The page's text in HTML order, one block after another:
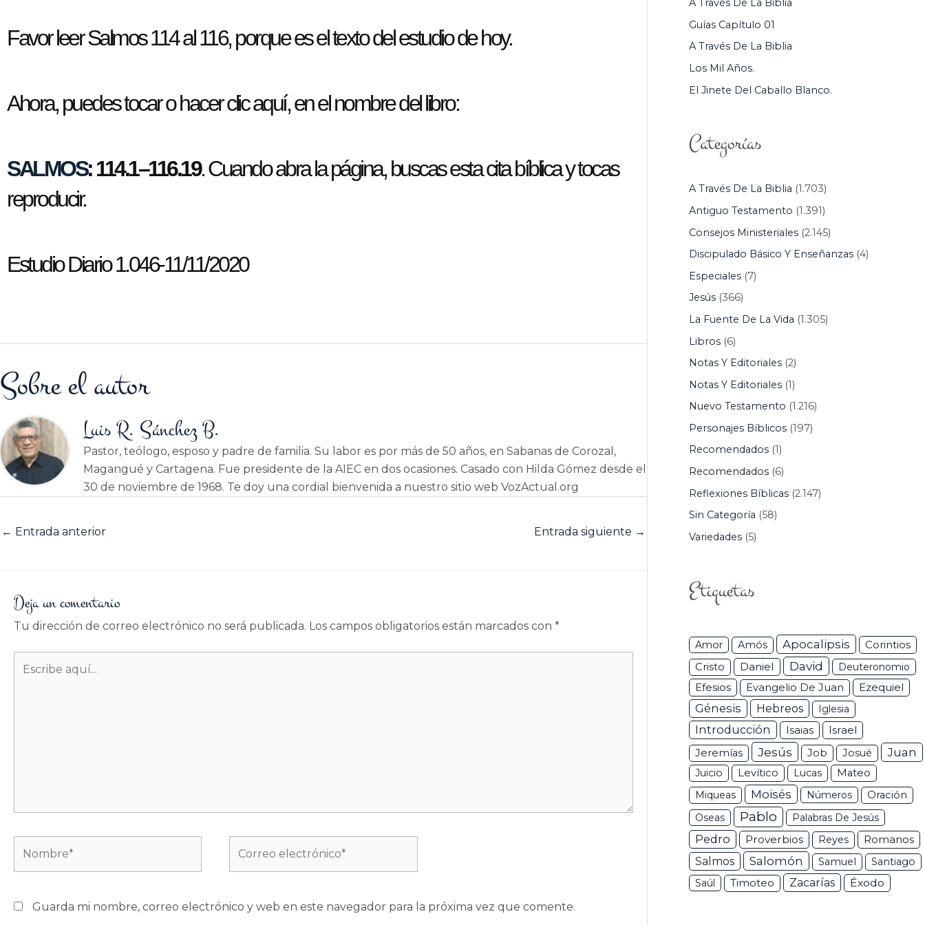
Favor leer Salmos 114 al 116, porque es el texto del estudio de hoy.
Ahora, puedes tocar o hacer clic aquí, en el nombre del libro:
SALMOS: 114.1–116.19. Cuando abra la página, buscas esta cita bíblica y tocas
reproducir.
Estudio Diario 1.046-11/11/2020
Sobre el autor
Luis R. Sánchez B.
Pastor, teólogo, esposo y padre de familia. Su labor es por más de 50 años, en Sabanas de Corozal,
Magangué y Cartagena. Fue presidente de la AIEC en dos ocasiones. Casado con Hilda Gómez desde el
30 de noviembre de 1968. Te doy una cordial bienvenida a nuestro sitio web VozActual.org
← Entrada anterior Entrada siguiente →
Deja un comentario
Tu dirección de correo electrónico no será publicada. Los campos obligatorios están marcados con *
aquí...
electrónico*
Guarda mi nombre, correo electrónico y web en este navegador para la próxima vez que comente.
R
:
A Través De La Biblia
Guías Capítulo 01
A Través De La Biblia
Los Mil Años.
El Jinete Del Caballo Blanco.
Categorías
A Través De La Biblia (1.703)
Antiguo Testamento (1.391)
Consejos Ministeriales(2.145)
Discipulado Básico Y Enseñanzas(4)
Especiales(7)
Jesús(366)
La Fuente De La Vida (1.305)
Libros(6)
Notas Y Editoriales(2)
Notas Y Editoriales(1)
Nuevo Testamento (1.216)
Personajes Bíblicos(197)
Recomendados(1)
Recomendados(6)
Reflexiones Bíblicas(2.147)
Sin Categoría (58)
Variedades(5)
Etiquetas
Amor Amós Apocalipsis Corintios
Cristo Daniel David Deuteronomio
Efesios Evangelio De Juan Ezequiel
Génesis Hebreos Iglesia
Introducción Isaias Israel
Jeremías Jesús Job Josué Juan
Juicio Levítico Lucas
Mateo
Miqueas
Moisés Números
Oración
Oseas
Pablo Palabras De Jesús
Pedro Proverbios Reyes
Romanos
Salmos
Salomón Samuel
Santiago
Saúl
Timoteo Zacarías Éxodo